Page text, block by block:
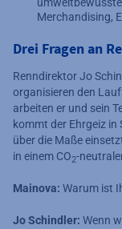
Merchandising,
Drei Fragen an
Renndirektor Jo
organisieren den
arbeiten er und sein
kommt der Ehrgeiz
über die Maße
in einem CO2-
Mainova: Warum ist
Jo Schindler: Wenn